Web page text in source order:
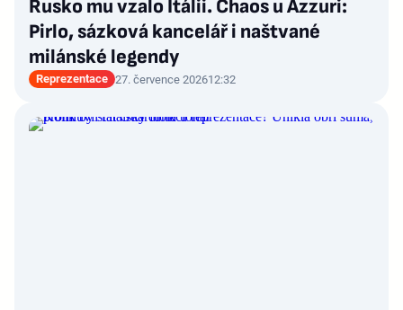
Rusko mu vzalo Itálii. Chaos u Azzuri:
Pirlo, sázková kancelář i naštvané
milánské legendy
Reprezentace 27. července 202612:32